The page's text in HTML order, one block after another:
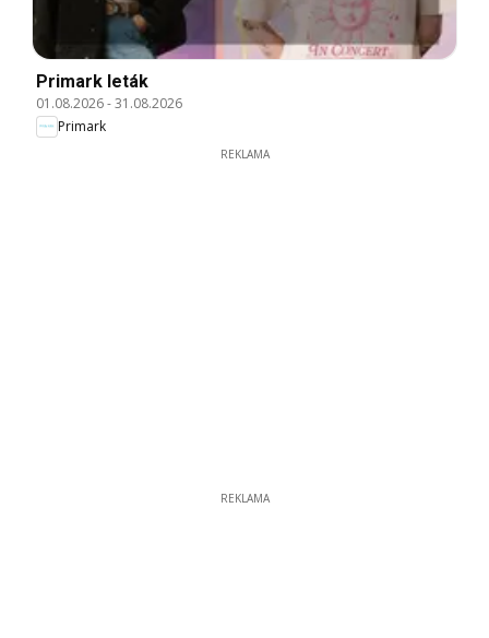
Primark leták
01.08.2026-31.08.2026
Primark
REKLAMA
REKLAMA